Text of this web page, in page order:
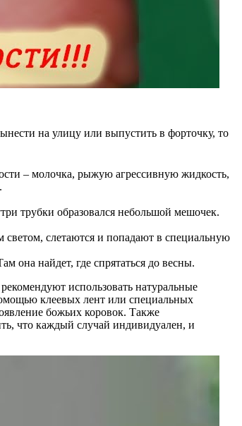
на улицу или выпустить в форточку, то
– молочка, рыжую агрессивную жидкость,
трубки образовался небольшой мешочек.
светом, слетаются и попадают в специальную
она найдет, где спрятаться до весны.
использовать натуральные
клеевых лент или специальных
божьих коровок. Также
что каждый случай индивидуален, и